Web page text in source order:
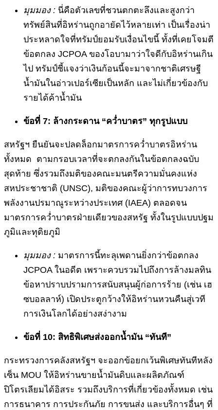
มุมมอง : นี่คือตัวเลขที่ชวนตกตะลึงและสูงกว่า
ทรัพย์สินที่อิหร่านถูกอายัดไว้หลายเท่า เป็นเรื่องน่า
ประหลาดใจที่ทรัมป์ยอมรับเงื่อนไขนี้ ทั้งที่เคยโจมตี
ข้อตกลง JCPOA ของโอบามาว่าใจดีกับอิหร่านเกิน
ไป ทรัมป์ชี้แจงว่าเงินก้อนนี้จะมาจากชาติเศรษฐี
น้ำมันในอ่าวเปอร์เซียเป็นหลัก และไม่เกี่ยวข้องกับ
รายได้ค้าน้ำมัน
ข้อที่ 7: ล้างกระดาน “คว่ำบาตร” ทุกรูปแบบ
สหรัฐฯ ยืนยันจะปลดล็อกมาตรการคว่ำบาตรอิหร่าน
ทั้งหมด ตามกรอบเวลาที่จะตกลงกันในข้อตกลงฉบับ
สุดท้าย ซึ่งรวมถึงมติของคณะมนตรีความมั่นคงแห่ง
สหประชาชาติ (UNSC), มติของคณะผู้ว่าการทบวงการ
พลังงานปรมาณูระหว่างประเทศ (IAEA) ตลอดจน
มาตรการคว่ำบาตรฝ่ายเดียวของสหรัฐ ทั้งในรูปแบบปฐม
ภูมิและทุติยภูมิ
มุมมอง : มาตรการนี้ทะลุเพดานยิ่งกว่าข้อตกลง
JCPOA ในอดีต เพราะควบรวมไปถึงการล้างมลทิน
ข้อหาปราบปรามการสนับสนุนผู้ก่อการร้าย (เช่น เฮ
ซบอลลาห์) เปิดประตูกว้างให้อิหร่านหวนคืนสู่เวที
การเงินโลกได้อย่างสง่างาม
ข้อที่ 10: สิทธิพิเศษส่งออกน้ำมัน “ทันที”
กระทรวงการคลังสหรัฐฯ จะออกข้อยกเว้นพิเศษทันทีหลัง
เซ็น MOU ให้อิหร่านขายน้ำมันดิบและผลิตภัณฑ์
ปิโตรเลียมได้อิสระ รวมถึงบริการที่เกี่ยวข้องทั้งหมด เช่น
การธนาคาร การประกันภัย การขนส่ง และบริการอื่นๆ ที่